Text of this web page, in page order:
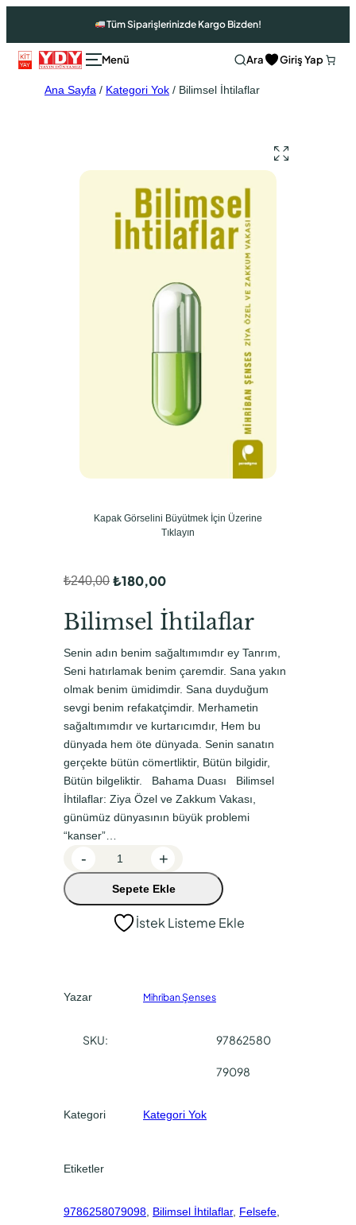
Tüm Siparişlerinizde Kargo Bizden!
Ara Giriş Yap
Ana Sayfa / Kategori Yok / Bilimsel İhtilaflar
Kapak Görselini Büyütmek İçin Üzerine
Tıklayın
₺240,00
r
j
i
n
a
l
f
i
y
t
:
0
₺180,00
u
n
d
a
k
i
f
i
y
t
:
0
Bilimsel İhtilaflar
Senin adın benim sağaltımımdır ey Tanrım,
Seni hatırlamak benim çaremdir. Sana yakın
olmak benim ümidimdir. Sana duyduğum
sevgi benim refakatçimdir. Merhametin
sağaltımımdır ve kurtarıcımdır, Hem bu
dünyada hem öte dünyada. Senin sanatın
gerçekte bütün cömertliktir, Bütün bilgidir,
Bütün bilgeliktir. Bahama Duası Bilimsel
İhtilaflar: Ziya Özel ve Zakkum Vakası,
günümüz dünyasının büyük problemi
“kanser”…
l
f
d
- +
Sepete Ekle
İstek Listeme Ekle
Yazar Mihriban Şenses
SKU: 97862580
79098
Kategori Kategori Yok
Etiketler
9786258079098, Bilimsel İhtilaflar, Felsefe